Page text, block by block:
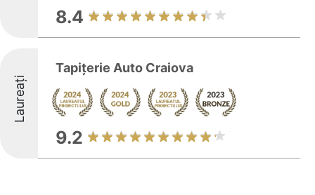
8.4
Laureați
Tapițerie Auto Craiova
9.2